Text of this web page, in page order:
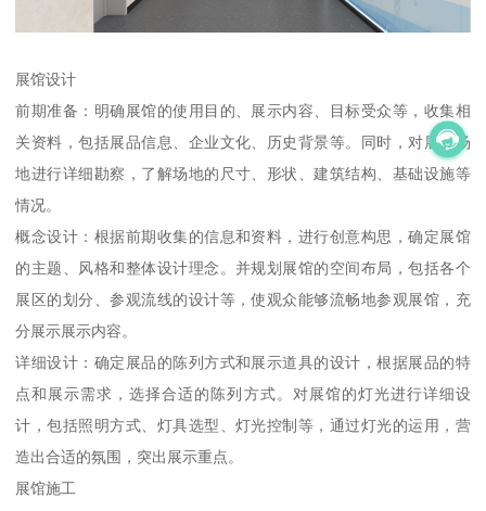
展馆设计
前期准备：明确展馆的使用目的、展示内容、目标受众等，收集相
关资料，包括展品信息、企业文化、历史背景等。同时，对展馆场
地进行详细勘察，了解场地的尺寸、形状、建筑结构、基础设施等
情况。
概念设计：根据前期收集的信息和资料，进行创意构思，确定展馆
的主题、风格和整体设计理念。并规划展馆的空间布局，包括各个
展区的划分、参观流线的设计等，使观众能够流畅地参观展馆，充
分展示展示内容。
详细设计：确定展品的陈列方式和展示道具的设计，根据展品的特
点和展示需求，选择合适的陈列方式。对展馆的灯光进行详细设
计，包括照明方式、灯具选型、灯光控制等，通过灯光的运用，营
造出合适的氛围，突出展示重点。
展馆施工